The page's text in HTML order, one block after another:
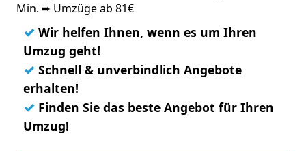
Min. ➨ Umzüge ab 81€
✓ Wir helfen Ihnen, wenn es um Ihren
Umzug geht!
✓ Schnell & unverbindlich Angebote
erhalten!
✓ Finden Sie das beste Angebot für Ihren
Umzug!